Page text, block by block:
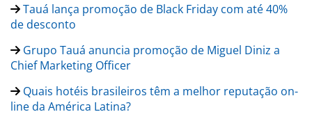
Tauá lança promoção de Black Friday com até 40%
de desconto
Grupo Tauá anuncia promoção de Miguel Diniz a
Chief Marketing Officer
Quais hotéis brasileiros têm a melhor reputação on-
line da América Latina?